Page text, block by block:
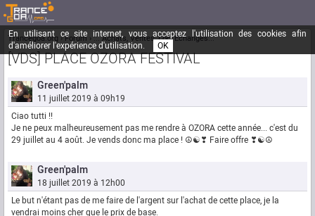
En utilisant ce site internet, vous acceptez l'utilisation des cookies afin
d'améliorer l'expérience d'utilisation.
OK
Trancegoa.org Forum ::. Achats, Ventes, Loc, Echanges...
[VDS] PLACE OZORA FESTIVAL
Green'palm
11 juillet 2019 à 09h19
Ciao tutti !!
Je ne peux malheureusement pas me rendre à OZORA cette année... c'est du
29 juillet au 4 août. Je vends donc ma place ! ☮☯❣ Faire offre ❣☯☮
Green'palm
18 juillet 2019 à 12h00
Le but n'étant pas de me faire de l'argent sur l'achat de cette place, je la
vendrai moins cher que le prix de base.